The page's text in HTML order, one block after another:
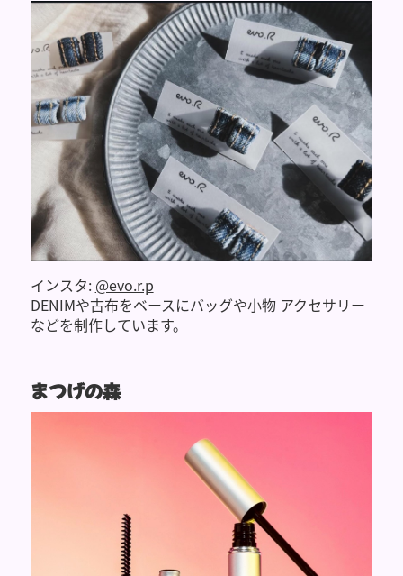
インスタ: @evo.r.p
DENIMや古布をベースにバッグや小物 アクセサリー
などを制作しています。
まつげの森